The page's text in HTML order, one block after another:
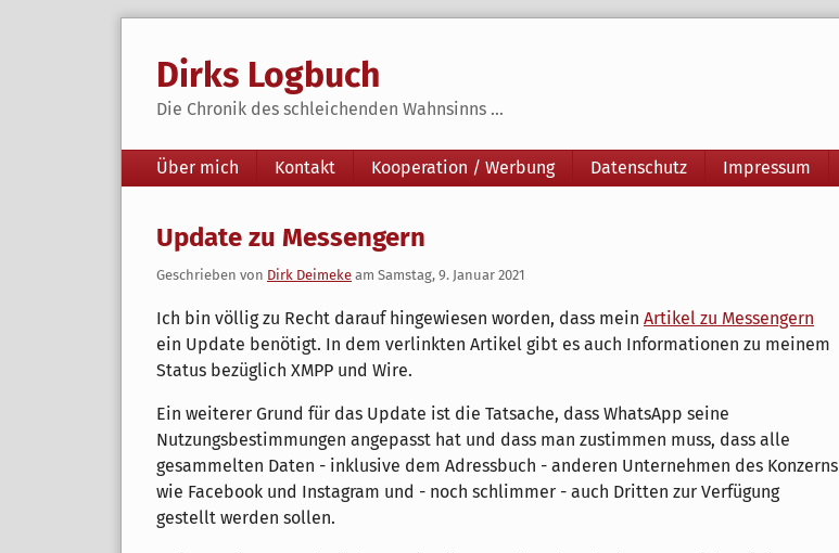
Dirks Logbuch
Die Chronik des schleichenden Wahnsinns ...
Navigation
Über mich Kontakt Kooperation / Werbung Datenschutz Impressum
Update zu Messengern
Geschrieben von Dirk Deimeke am Samstag, 9. Januar 2021
Ich bin völlig zu Recht darauf hingewiesen worden, dass mein Artikel zu Messengern
ein Update benötigt. In dem verlinkten Artikel gibt es auch Informationen zu meinem
Status bezüglich XMPP und Wire.
Ein weiterer Grund für das Update ist die Tatsache, dass WhatsApp seine
Nutzungsbestimmungen angepasst hat und dass man zustimmen muss, dass alle
gesammelten Daten - inklusive dem Adressbuch - anderen Unternehmen des Konzerns
wie Facebook und Instagram und - noch schlimmer - auch Dritten zur Verfügung
gestellt werden sollen.